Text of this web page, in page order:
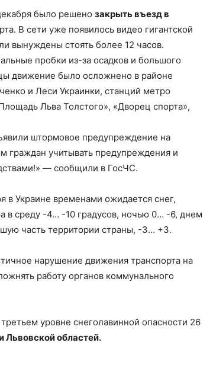
было решено закрыть въезд в
В сети уже появилось видео гигантской
вынуждены стоять более 12 часов.
пробки из-за осадков и большого
движение было осложнено в районе
и Леси Украинки, станций метро
Льва Толстого», «Дворец спорта»,
штормовое предупреждение на
граждан учитывать предупреждения и
— сообщили в ГосЧС.
в Украине временами ожидается снег,
в среду -4… -10 градусов, ночью 0… -6, днем
часть территории страны, -3… +3.
нарушение движения транспорта на
работу органов коммунального
уровне снеголавинной опасности 26
Львовской областей.